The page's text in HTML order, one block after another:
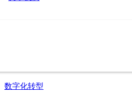
数字化转型